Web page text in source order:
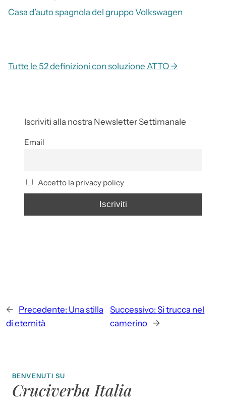
Casa d’auto spagnola del gruppo Volkswagen
Tutte le 52 definizioni con soluzione ATTO →
Iscriviti alla nostra Newsletter Settimanale
Email
Accetto la privacy policy
← Precedente: Una stilla
di eternità
Successivo: Si trucca nel
camerino →
BENVENUTI SU
Cruciverba Italia